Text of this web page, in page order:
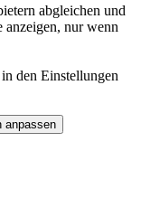
abgleichen und
anzeigen, nur wenn
den Einstellungen
anpassen